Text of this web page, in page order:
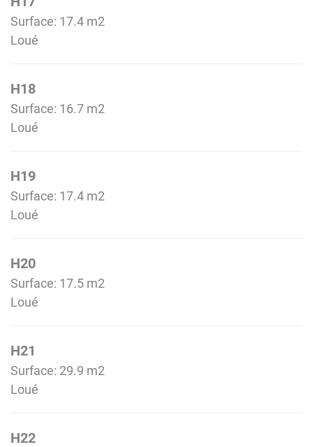
Surface: 17.4 m2
Loué
H18
Surface: 16.7 m2
Loué
H19
Surface: 17.4 m2
Loué
H20
Surface: 17.5 m2
Loué
H21
Surface: 29.9 m2
Loué
H22